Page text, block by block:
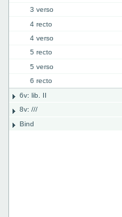
3 verso
4 recto
4 verso
5 recto
5 verso
6 recto
6v: lib. II
8v: ///
Bind